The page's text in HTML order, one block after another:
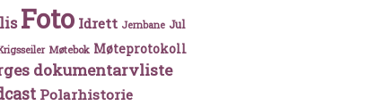
Foto Idrett Jernbane Jul
Møtebok Møteprotokoll
dokumentarvliste
Polarhistorie